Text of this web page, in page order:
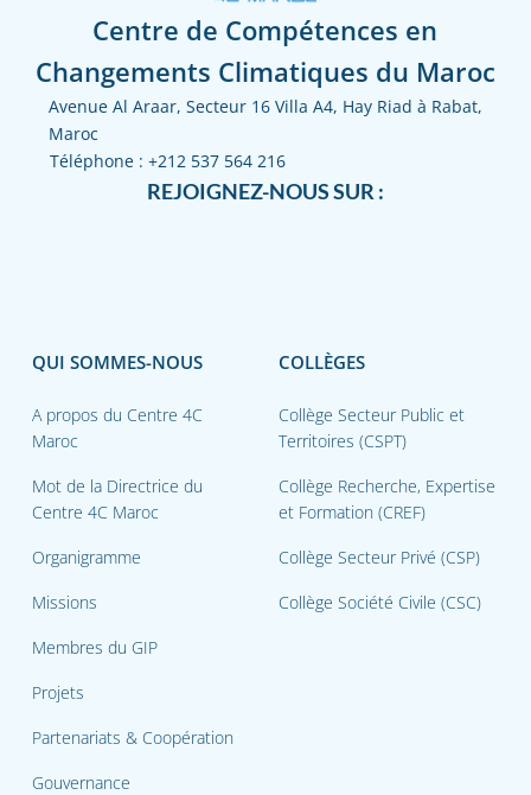
Centre de Compétences en
Changements Climatiques du Maroc
Avenue Al Araar, Secteur 16 Villa A4, Hay Riad à Rabat,
Maroc
Téléphone : +212 537 564 216
REJOIGNEZ-NOUS SUR :
QUI SOMMES-NOUS
A propos du Centre 4C
Maroc
Mot de la Directrice du
Centre 4C Maroc
Organigramme
Missions
Membres du GIP
Projets
Partenariats & Coopération
Gouvernance
COLLÈGES
Collège Secteur Public et
Territoires (CSPT)
Collège Recherche, Expertise
et Formation (CREF)
Collège Secteur Privé (CSP)
Collège Société Civile (CSC)